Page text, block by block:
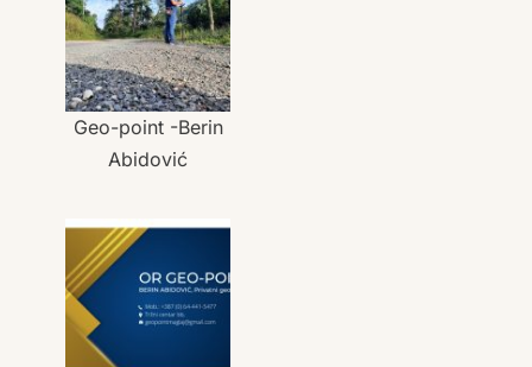
Geo-point -Berin
Abidović